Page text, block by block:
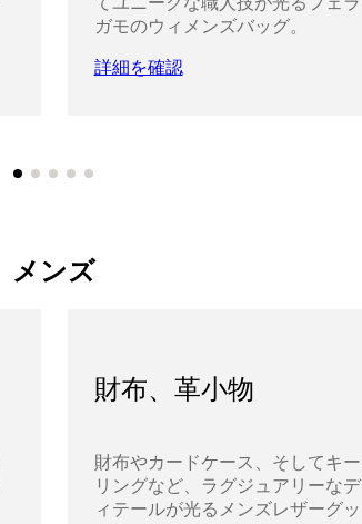
ガモのウィメンズバッグ。
詳細を確認
メンズ
財布、革小物
財布やカードケース、そしてキー
リングなど、ラグジュアリーなデ
ィテールが光るメンズレザーグッ